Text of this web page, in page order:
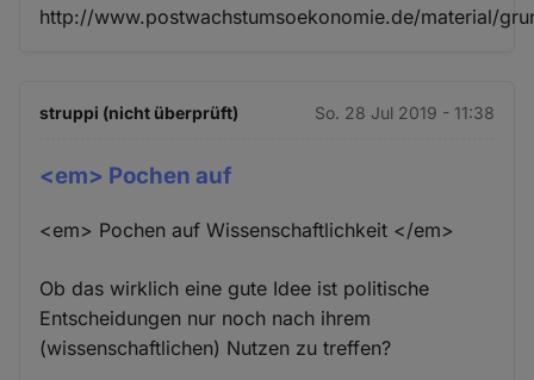
http://www.postwachstumsoekonomie.de/material/
struppi (nicht überprüft) So. 28 Jul 2019 - 11:38
<em> Pochen auf
<em> Pochen auf Wissenschaftlichkeit </em>
Ob das wirklich eine gute Idee ist politische
Entscheidungen nur noch nach ihrem
(wissenschaftlichen) Nutzen zu treffen?